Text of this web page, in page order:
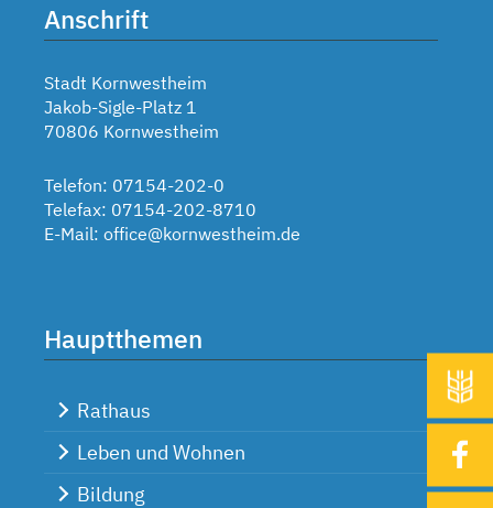
Anschrift
Stadt Kornwestheim
Jakob-Sigle-Platz 1
70806 Kornwestheim
Telefon: 07154-202-0
Telefax: 07154-202-8710
E-Mail: office@kornwestheim.de
Hauptthemen
Rathaus
Leben und Wohnen
Bildung